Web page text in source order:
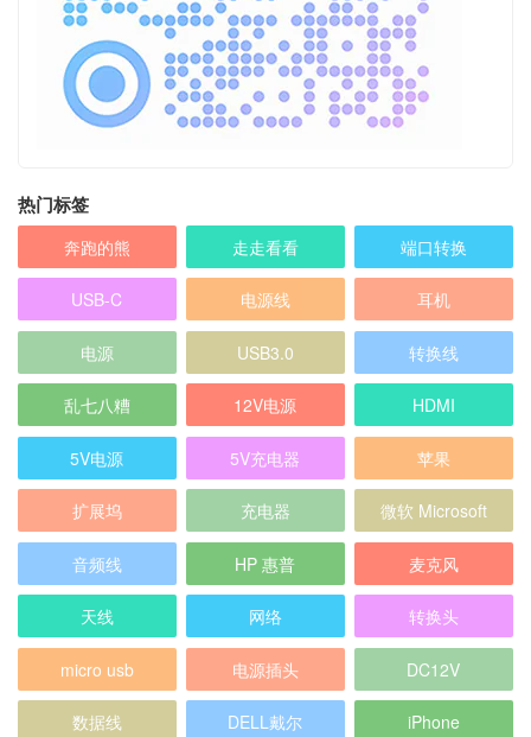
热门标签
奔跑的熊 走走看看 端口转换
USB-C 电源线 耳机
电源 USB3.0 转换线
乱七八糟 12V电源 HDMI
5V电源 5V充电器 苹果
扩展坞 充电器 微软 Microsoft
音频线 HP 惠普 麦克风
天线 网络 转换头
micro usb 电源插头 DC12V
数据线 DELL戴尔 iPhone